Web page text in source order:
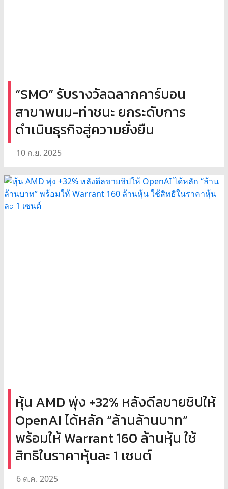
“SMO” รับรางวัลฉลากคาร์บอน
สาขาพนม-ท่าชนะ ยกระดับการ
ดำเนินธุรกิจสู่ความยั่งยืน
10 ก.ย. 2025
หุ้น AMD พุ่ง +32% หลังดีลขายชิปให้
OpenAI ได้หลัก “ล้านล้านบาท”
พร้อมให้ Warrant 160 ล้านหุ้น ใช้
สิทธิในราคาหุ้นละ 1 เซนต์
6 ต.ค. 2025